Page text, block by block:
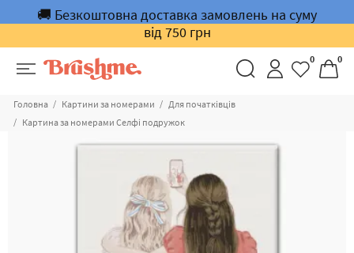
🚚 Безкоштовна доставка замовлень на суму
від 750 грн
0 0
Головна Картини за номерами
Для початківців
Картина за номерами Селфі подружок